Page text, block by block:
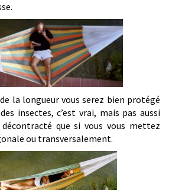
la longueur vous serez bien protégé
insectes, c’est vrai, mais pas aussi
que si vous vous mettez
ou transversalement.